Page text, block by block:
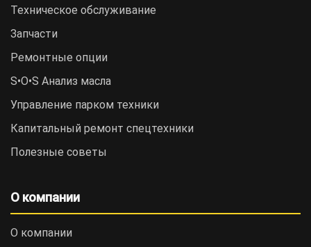
Техническое обслуживание
Запчасти
Ремонтные опции
S•O•S Анализ масла
Управление парком техники
Капитальный ремонт спецтехники
Полезные советы
О компании
О компании